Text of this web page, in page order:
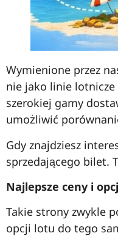
Wymienione przez
nie jako linie lotnicze
szerokiej gamy
umożliwić
Gdy znajdziesz
sprzedającego bilet.
Najlepsze ceny i
Takie strony zwykle
opcji lotu do tego